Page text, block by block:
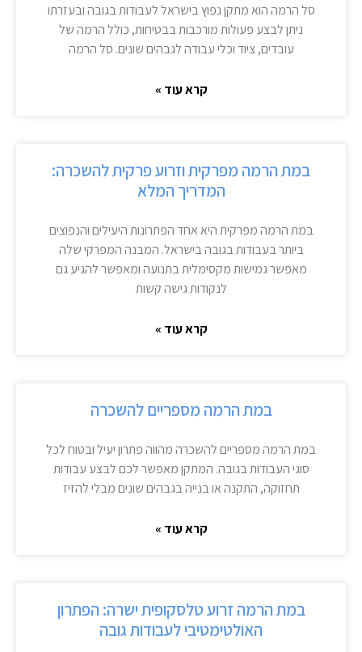
סל הרמה הוא מתקן נפוץ בישראל לעבודות בגובה ובעזרתו
ניתן לבצע פעולות מורכבות בבטיחות, כולל הרמה של
עובדים, ציוד וכלי עבודה לגבהים שונים. סל הרמה
קרא עוד »
במת הרמה מפרקית וזרוע פרקית להשכרה:
המדריך המלא
במת הרמה מפרקית היא אחד הפתרונות היעילים והנפוצים
ביותר בעבודות בגובה בישראל. המבנה המפרקי שלה
מאפשר גמישות מקסימלית בתנועה ומאפשר להגיע גם
לנקודות גישה קשות
קרא עוד »
במת הרמה מספריים להשכרה
במת הרמה מספריים להשכרה מהווה פתרון יעיל ובטוח לכל
סוגי העבודות בגובה. המתקן מאפשר לכם לבצע עבודות
תחזוקה, התקנה או בנייה בגבהים שונים מבלי להזיז
קרא עוד »
במת הרמה זרוע טלסקופית ישרה: הפתרון
האולטימטיבי לעבודות גובה